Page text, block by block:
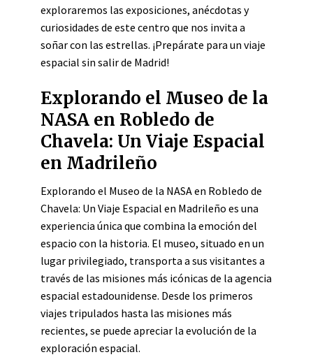
exploraremos las exposiciones, anécdotas y
curiosidades de este centro que nos invita a
soñar con las estrellas. ¡Prepárate para un viaje
espacial sin salir de Madrid!
Explorando el Museo de la
NASA en Robledo de
Chavela: Un Viaje Espacial
en Madrileño
Explorando el Museo de la NASA en Robledo de
Chavela: Un Viaje Espacial en Madrileño es una
experiencia única que combina la emoción del
espacio con la historia. El museo, situado en un
lugar privilegiado, transporta a sus visitantes a
través de las misiones más icónicas de la agencia
espacial estadounidense. Desde los primeros
viajes tripulados hasta las misiones más
recientes, se puede apreciar la evolución de la
exploración espacial.